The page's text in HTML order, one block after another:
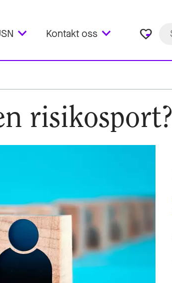
Kontakt oss favorite_border
risikosport?